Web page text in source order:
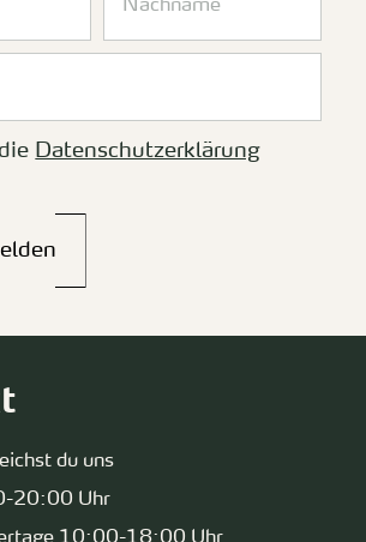
Datenschutzerklärung
du uns
20:00 Uhr
10:00-18:00 Uhr